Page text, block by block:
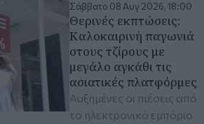
Σάββατο 08 Αυγ 2026, 18:00
Θερινές εκπτώσεις:
Καλοκαιρινή παγωνιά
στους τζίρους με
μεγάλο αγκάθι τις
ασιατικές πλατφόρμες
Αυξημένες οι πιέσεις από
το ηλεκτρονικό εμπόριο